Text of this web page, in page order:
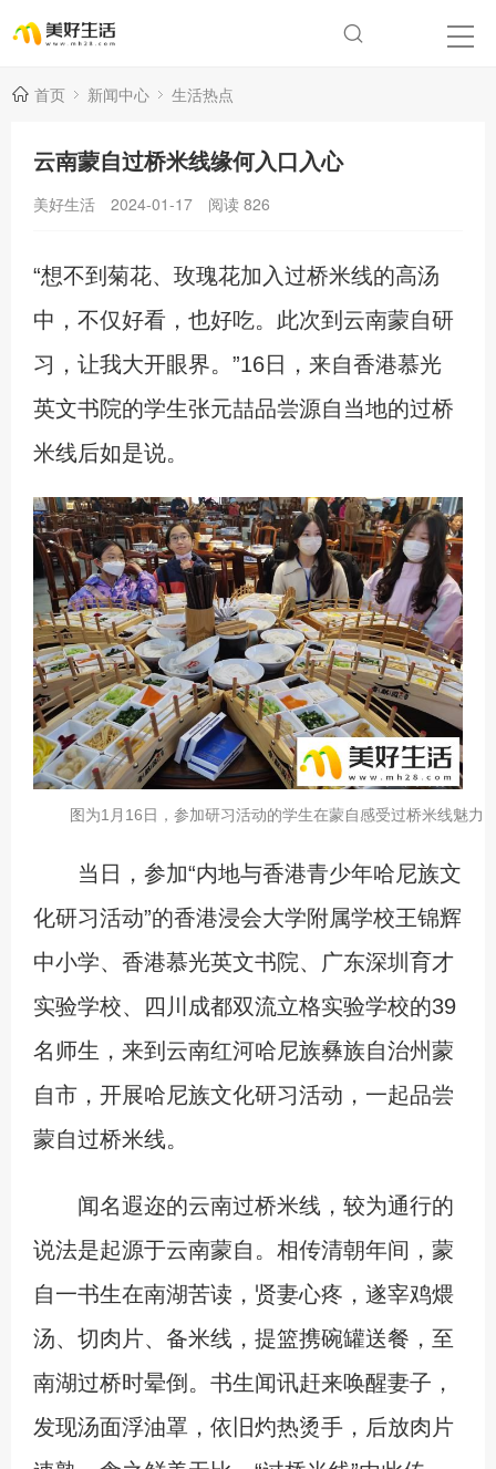
首页 新闻中心 生活热点
云南蒙自过桥米线缘何入口入心
美好生活 2024-01-17 阅读 826
“想不到菊花、玫瑰花加入过桥米线的高汤
中，不仅好看，也好吃。此次到云南蒙自研
习，让我大开眼界。”16日，来自香港慕光
英文书院的学生张元喆品尝源自当地的过桥
米线后如是说。
图为1月16日，参加研习活动的学生在蒙自感受过桥米线魅力
当日，参加“内地与香港青少年哈尼族文
化研习活动”的香港浸会大学附属学校王锦辉
中小学、香港慕光英文书院、广东深圳育才
实验学校、四川成都双流立格实验学校的39
名师生，来到云南红河哈尼族彝族自治州蒙
自市，开展哈尼族文化研习活动，一起品尝
蒙自过桥米线。
闻名遐迩的云南过桥米线，较为通行的
说法是起源于云南蒙自。相传清朝年间，蒙
自一书生在南湖苦读，贤妻心疼，遂宰鸡煨
汤、切肉片、备米线，提篮携碗罐送餐，至
南湖过桥时晕倒。书生闻讯赶来唤醒妻子，
发现汤面浮油罩，依旧灼热烫手，后放肉片